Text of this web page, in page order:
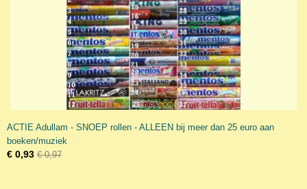
ACTIE Adullam - SNOEP rollen - ALLEEN bij meer dan 25 euro aan
boeken/muziek
€ 0,93 € 0,97